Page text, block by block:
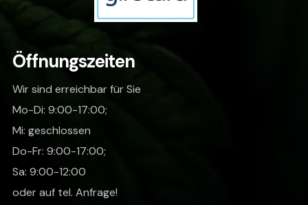
Öffnungszeiten
Wir sind erreichbar für Sie
Mo-Di: 9:00-17:00;
Mi: geschlossen
Do-Fr: 9:00-17:00;
Sa: 9:00-12:00
oder auf tel. Anfrage!